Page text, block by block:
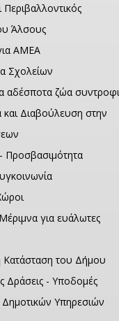
Περιβαλλοντικός
Άλσους
ΑΜΕΑ
Σχολείων
αδέσποτα ζώα
και Διαβούλευση στην
Προσβασιμότητα
για ευάλωτες
Κατάσταση του Δήμου
Δράσεις - Υποδομές
Υπηρεσιών